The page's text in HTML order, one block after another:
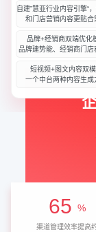
自建”慧亚行业内容引擎“
和门店营销内容更贴合
品牌+经销商双端优化
品牌建势能、经销商门店
短视频+图文内容双
一个中台两种内容生成
65 %
渠道管理效率提高